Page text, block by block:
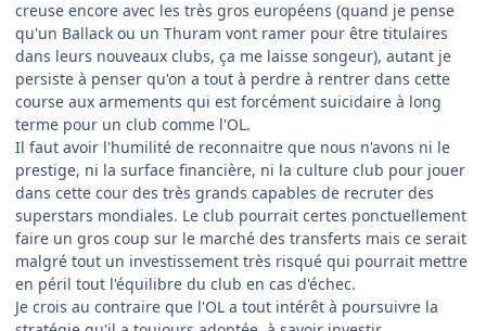
creuse encore avec les très gros européens (quand je pense
qu'un Ballack ou un Thuram vont ramer pour être titulaires
dans leurs nouveaux clubs, ça me laisse songeur), autant je
persiste à penser qu'on a tout à perdre à rentrer dans cette
course aux armements qui est forcément suicidaire à long
terme pour un club comme l'OL.
Il faut avoir l'humilité de reconnaitre que nous n'avons ni le
prestige, ni la surface financière, ni la culture club pour jouer
dans cette cour des très grands capables de recruter des
superstars mondiales. Le club pourrait certes ponctuellement
faire un gros coup sur le marché des transferts mais ce serait
malgré tout un investissement très risqué qui pourrait mettre
en péril tout l'équilibre du club en cas d'échec.
Je crois au contraire que l'OL a tout intérêt à poursuivre la